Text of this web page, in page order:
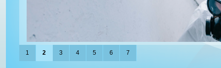
1 2 3 4 5 6 7